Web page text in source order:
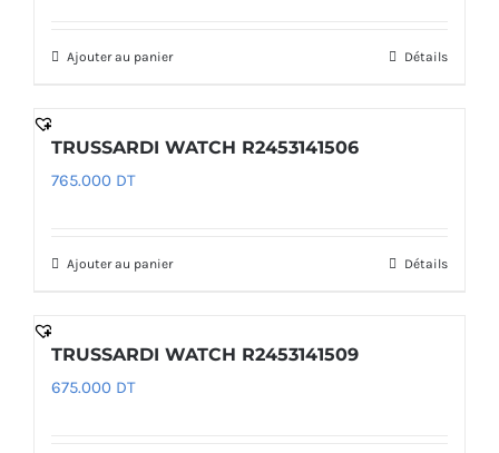
Ajouter au panier Détails
TRUSSARDI WATCH R2453141506
765.000 DT
Ajouter au panier Détails
TRUSSARDI WATCH R2453141509
675.000 DT